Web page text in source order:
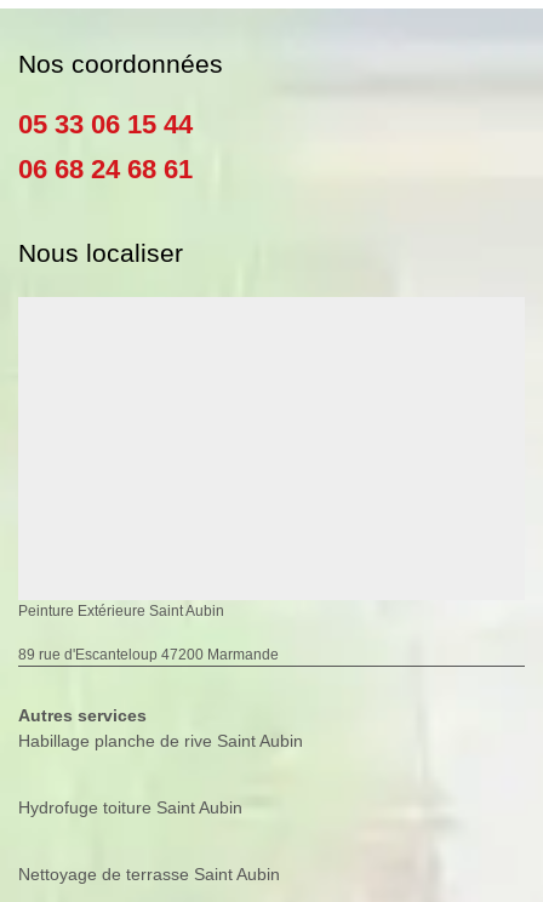
Nos coordonnées
05 33 06 15 44
06 68 24 68 61
Nous localiser
Peinture Extérieure Saint Aubin
89 rue d'Escanteloup 47200 Marmande
Autres services
Habillage planche de rive Saint Aubin
Hydrofuge toiture Saint Aubin
Nettoyage de terrasse Saint Aubin